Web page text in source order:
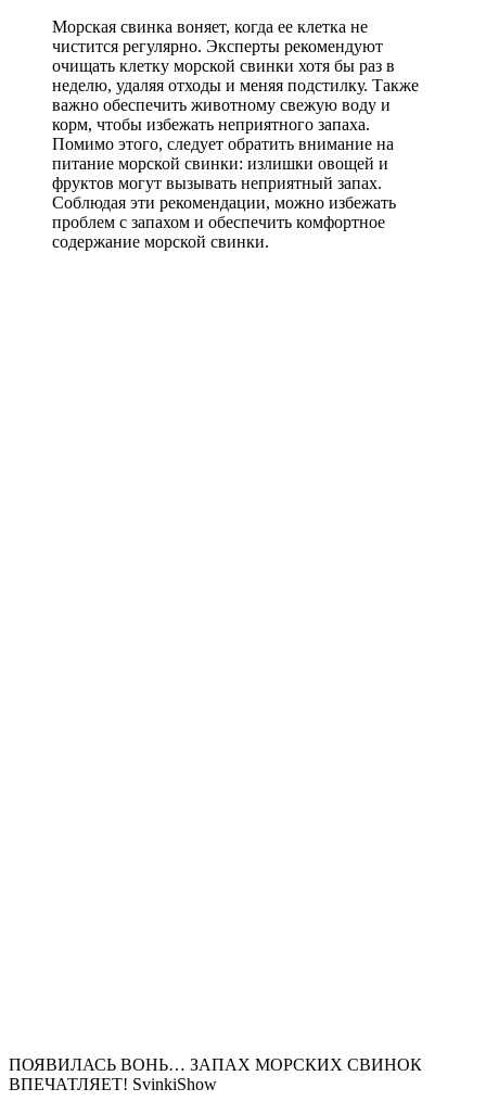
Морская свинка воняет, когда ее клетка не
чистится регулярно. Эксперты рекомендуют
очищать клетку морской свинки хотя бы раз в
неделю, удаляя отходы и меняя подстилку. Также
важно обеспечить животному свежую воду и
корм, чтобы избежать неприятного запаха.
Помимо этого, следует обратить внимание на
питание морской свинки: излишки овощей и
фруктов могут вызывать неприятный запах.
Соблюдая эти рекомендации, можно избежать
проблем с запахом и обеспечить комфортное
содержание морской свинки.
ПОЯВИЛАСЬ ВОНЬ… ЗАПАХ МОРСКИХ СВИНОК
ВПЕЧАТЛЯЕТ! SvinkiShow